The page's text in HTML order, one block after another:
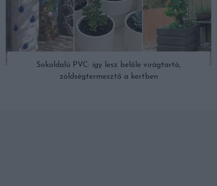
Sokoldalú PVC: így lesz belőle virágtartó,
zöldségtermesztő a kertben